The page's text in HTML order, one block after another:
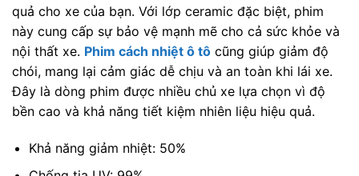
quả cho xe của bạn. Với lớp ceramic đặc biệt, phim
này cung cấp sự bảo vệ mạnh mẽ cho cả sức khỏe và
nội thất xe. Phim cách nhiệt ô tô cũng giúp giảm độ
chói, mang lại cảm giác dễ chịu và an toàn khi lái xe.
Đây là dòng phim được nhiều chủ xe lựa chọn vì độ
bền cao và khả năng tiết kiệm nhiên liệu hiệu quả.
Khả năng giảm nhiệt: 50%